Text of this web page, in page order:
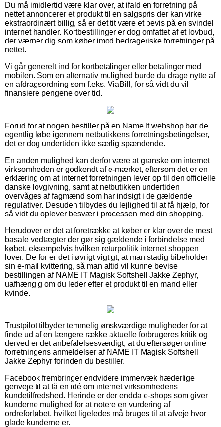
Du må imidlertid være klar over, at ifald en forretning på
nettet annoncerer et produkt til en salgspris der kan virke
ekstraordinært billig, så er det tit være et bevis på en svindel
internet handler. Kortbestillinger er dog omfattet af et lovbud,
der værner dig som køber imod bedrageriske forretninger på
nettet.
Vi går generelt ind for kortbetalinger eller betalinger med
mobilen. Som en alternativ mulighed burde du drage nytte af
en afdragsordning som f.eks. ViaBill, for så vidt du vil
finansiere pengene over tid.
Forud for at nogen bestiller på en Name It webshop bør de
egentlig løbe igennem netbutikkens forretningsbetingelser,
det er dog undertiden ikke særlig spændende.
En anden mulighed kan derfor være at granske om internet
virksomheden er godkendt af e-mærket, eftersom det er en
erklæring om at internet forretningen lever op til den officielle
danske lovgivning, samt at netbutikken undertiden
overvåges af fagmænd som har indsigt i de gældende
regulativer. Desuden tilbydes du lejlighed til at få hjælp, for
så vidt du oplever besvær i processen med din shopping.
Herudover er det at foretrække at køber er klar over de mest
basale vedtægter der gør sig gældende i forbindelse med
købet, eksempelvis hvilken returpolitik internet shoppen
lover. Derfor er det i øvrigt vigtigt, at man stadig bibeholder
sin e-mail kvittering, så man altid vil kunne bevise
bestillingen af NAME IT Magisk Softshell Jakke Zephyr,
uafhængig om du leder efter et produkt til en mand eller
kvinde.
Trustpilot tilbyder temmelig ønskværdige muligheder for at
finde ud af en længere række aktuelle forbrugeres kritik og
derved er det anbefalelsesværdigt, at du eftersøger online
forretningens anmeldelser af NAME IT Magisk Softshell
Jakke Zephyr forinden du bestiller.
Facebook frembringer endvidere immervæk hæderlige
genveje til at få en idé om internet virksomhedens
kundetilfredshed. Herinde er der endda e-shops som giver
kunderne mulighed for at notere en vurdering af
ordreforløbet, hvilket ligeledes må bruges til at afveje hvor
glade kunderne er.